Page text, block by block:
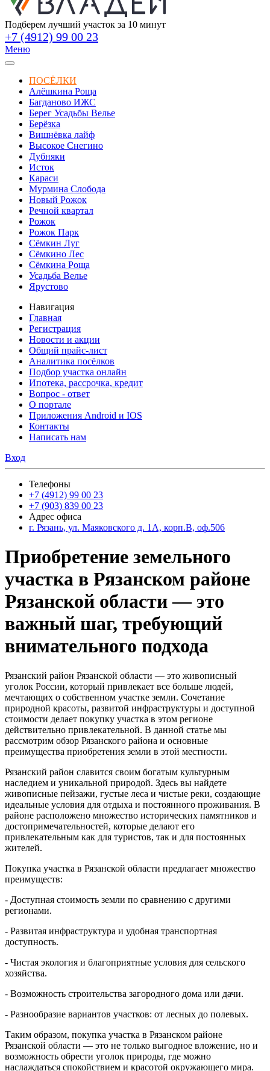
Подберем лучший участок за 10 минут
+7 (4912) 99 00 23
Меню
ПОСЁЛКИ
Алёшкина Роща
Багданово ИЖС
Берег Усадьбы Велье
Берёзка
Вишнёвка лайф
Высокое Снегино
Дубняки
Исток
Караси
Мурмина Слобода
Новый Рожок
Речной квартал
Рожок
Рожок Парк
Сёмкин Луг
Сёмкино Лес
Сёмкина Роща
Усадьба Велье
Ярустово
Навигация
Главная
Регистрация
Новости и акции
Общий прайс-лист
Аналитика посёлков
Подбор участка онлайн
Ипотека, рассрочка, кредит
Вопрос - ответ
О портале
Приложения Android и IOS
Контакты
Написать нам
Вход
Телефоны
+7 (4912) 99 00 23
+7 (903) 839 00 23
Адрес офиса
г. Рязань, ул. Маяковского д. 1А, корп.В, оф.506
Приобретение земельного
участка в Рязанском районе
Рязанской области — это
важный шаг, требующий
внимательного подхода
Рязанский район Рязанской области — это живописный
уголок России, который привлекает все больше людей,
мечтающих о собственном участке земли. Сочетание
природной красоты, развитой инфраструктуры и доступной
стоимости делает покупку участка в этом регионе
действительно привлекательной. В данной статье мы
рассмотрим обзор Рязанского района и основные
преимущества приобретения земли в этой местности.
Рязанский район славится своим богатым культурным
наследием и уникальной природой. Здесь вы найдете
живописные пейзажи, густые леса и чистые реки, создающие
идеальные условия для отдыха и постоянного проживания. В
районе расположено множество исторических памятников и
достопримечательностей, которые делают его
привлекательным как для туристов, так и для постоянных
жителей.
Покупка участка в Рязанской области предлагает множество
преимуществ:
- Доступная стоимость земли по сравнению с другими
регионами.
- Развитая инфраструктура и удобная транспортная
доступность.
- Чистая экология и благоприятные условия для сельского
хозяйства.
- Возможность строительства загородного дома или дачи.
- Разнообразие вариантов участков: от лесных до полевых.
Таким образом, покупка участка в Рязанском районе
Рязанской области — это не только выгодное вложение, но и
возможность обрести уголок природы, где можно
наслаждаться спокойствием и красотой окружающего мира.